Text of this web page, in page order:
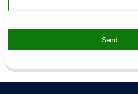
Send